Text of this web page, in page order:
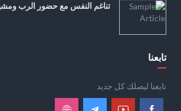
تناغم النفس مع حضور الرب
تابعنا
تابعنا ليصلك كل جديد